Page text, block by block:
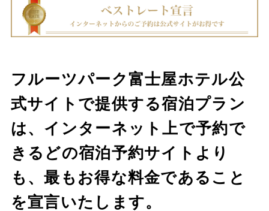
フルーツパーク富士屋ホテル公
式サイトで提供する宿泊プラン
は、インターネット上で予約で
きるどの宿泊予約サイトより
も、最もお得な料金であること
を宣言いたします。